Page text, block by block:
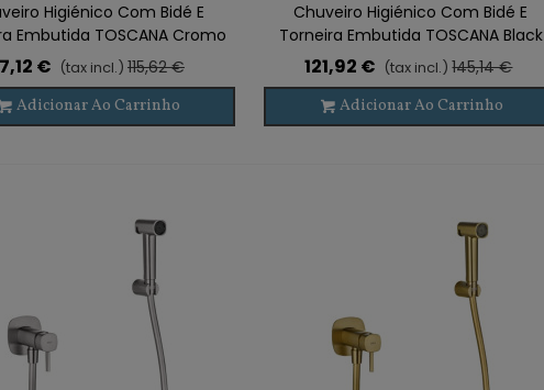
Higiénico Com Bidé E
Embutida TOSCANA Cromo
€ (tax incl.) 115,62 €
Adicionar Ao Carrinho
Chuveiro Higiénico Com Bidé E
Torneira Embutida TOSCANA Black
Gun Metal
121,92 € (tax incl.) 145,14 €
Adicionar Ao Carrinho